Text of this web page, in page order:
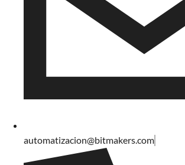
automatizacion@bitmakers.com